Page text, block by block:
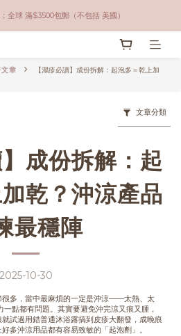
全球 滿$3500包郵（不包括 美國）
全球 滿$3500包郵（不包括 美國）
：Tue - Fri 1-8pm ; Sat 1-5pm
全球 滿$3500包郵（不包括 美國）
章
【濕疹必讀】成份拆解：起泡多＝乾上加
文章分類
】成份拆解：起
乾？沖涼產品
最穩陣
2025-10-30
很多，當中最麻煩的一定是沖涼——太熱、太
點都有問題。其實要避免沖完涼又痕又腫，
試過用錯普通沐浴露搞到皮疹大翻發，成晚痕
多沖涼用品都有容易致敏的「起泡劑」。